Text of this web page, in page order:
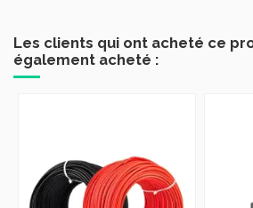
Les clients qui ont acheté ce
également acheté :